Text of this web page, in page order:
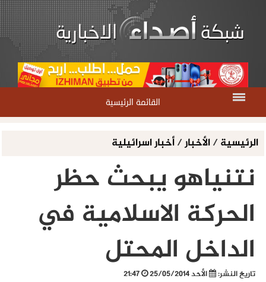
القائمة الرئيسية
الرئيسية/الأخبار/أخبار اسرائيلية
نتنياهو يبحث حظر
الحركة الاسلامية في
الداخل المحتل
تاريخ النشر: الأحد 25/05/2014